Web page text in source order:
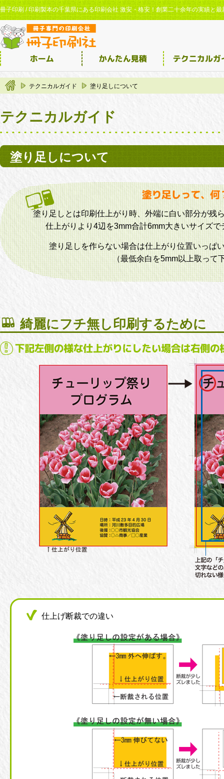
冊子印刷 / 印刷製本の千葉県にある印刷会社 激安・格安！創業二十余年の実績と
テクニカルガイド 塗り足しについて
テクニカルガイド
塗り足しについて
塗り足しとは印刷仕上がり時、外端に白い部分が残
仕上がりより4辺を3mm合計6mm大きいサイズ
塗り足しを作らない場合は仕上がり位置いっぱ
（最低余白を5mm以上取って
綺麗にフチ無し印刷するために
仕上げ断裁での違い